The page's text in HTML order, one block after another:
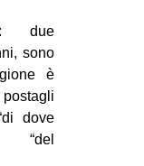
due
sono
è
dove
“del